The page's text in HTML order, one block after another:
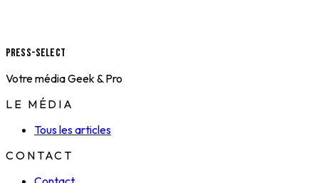
Press-Select
Votre média Geek & Pro
LE MÉDIA
Tous les articles
CONTACT